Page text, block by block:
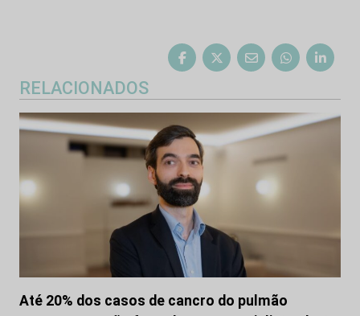
RELACIONADOS
Até 20% dos casos de cancro do pulmão